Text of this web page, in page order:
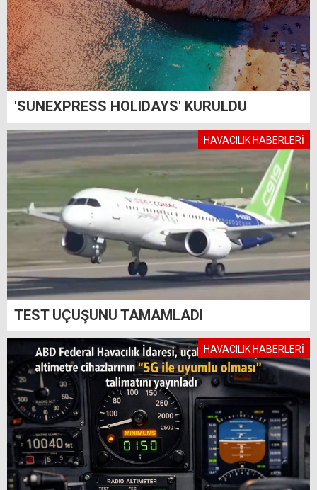
'SUNEXPRESS HOLIDAYS' KURULDU
HAVACILIK HABERLERİ
TEST UÇUŞUNU TAMAMLADI
HAVACILIK HABERLERİ